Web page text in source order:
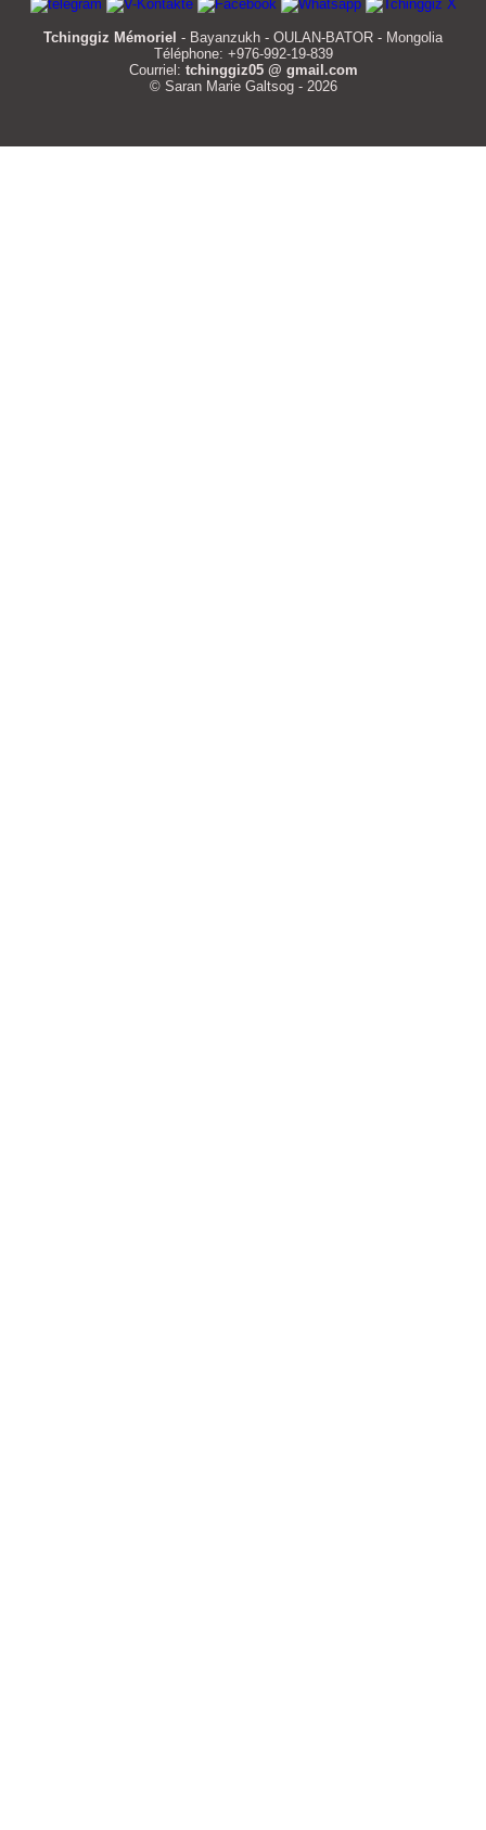
Tchinggiz Mémoriel - Bayanzukh - OULAN-BATOR - Mongolia
Téléphone: +976-992-19-839
Courriel: tchinggiz05 @ gmail.com
© Saran Marie Galtsog - 2026